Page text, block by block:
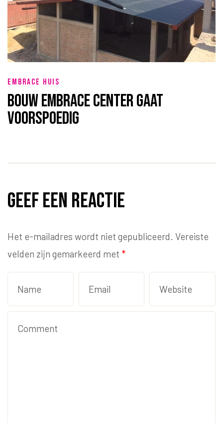
EMBRACE HUIS
Bouw Embrace Center gaat
voorspoedig
Geef een reactie
Het e-mailadres wordt niet gepubliceerd. Vereiste
velden zijn gemarkeerd met *